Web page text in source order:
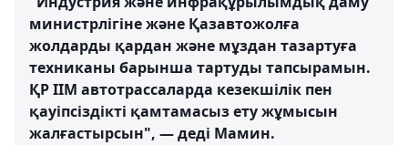
министрлігіне және Қазавтожолға
жолдарды қардан және мұздан тазартуға
техниканы барынша тартуды тапсырамын.
ҚР ІІМ автотрассаларда кезекшілік пен
қауіпсіздікті қамтамасыз ету жұмысын
жалғастырсын", — деді Мамин.